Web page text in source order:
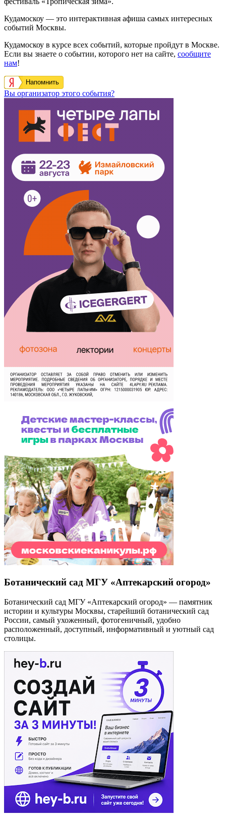
Кудамоскоу — это интерактивная афиша самых интересных
событий Москвы.
Кудамоскоу в курсе всех событий, которые пройдут в Москве.
Если вы знаете о событии, которого нет на сайте, сообщите
нам!
Напомнить
Вы организатор этого события?
Ботанический сад МГУ «Аптекарский огород»
Ботанический сад МГУ «Аптекарский огород» — памятник
истории и культуры Москвы, старейший ботанический сад
России, самый ухоженный, фотогеничный, удобно
расположенный, доступный, информативный и уютный сад
столицы.